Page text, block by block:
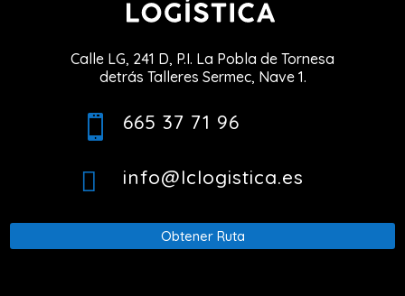
Calle LG, 241 D, P.I. La Pobla de Tornesa
detrás Talleres Sermec, Nave 1.
 665 37 71 96
 info@lclogistica.es
Obtener Ruta